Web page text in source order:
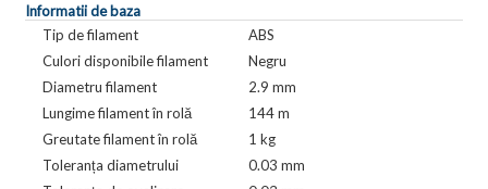
Informatii de baza
Tip de filament
ABS
Culori disponibile filament
Negru
Diametru filament
2.9 mm
Lungime filament în rolă
144 m
Greutate filament în rolă
1 kg
Toleranța diametrului
0.03 mm